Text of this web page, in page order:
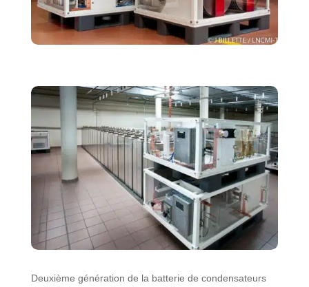
Deuxième génération de la batterie de condensateurs